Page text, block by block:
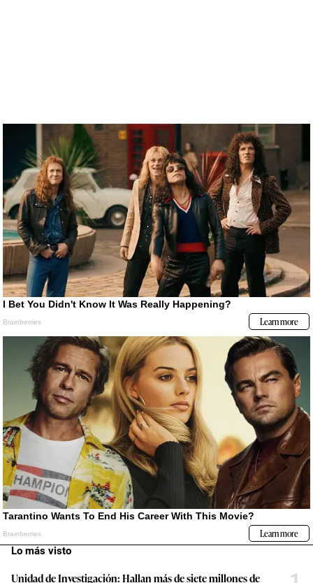
Lo más visto
Unidad de Investigación: Hallan más de siete millones de